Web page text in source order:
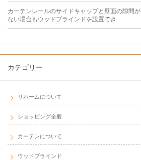
カーテンレールのサイドキャップと壁面の隙間が
ない場合もウッドブラインドを設置でき...
カテゴリー
リホームについて
ショッピング全般
カーテンについて
ウッドブラインド